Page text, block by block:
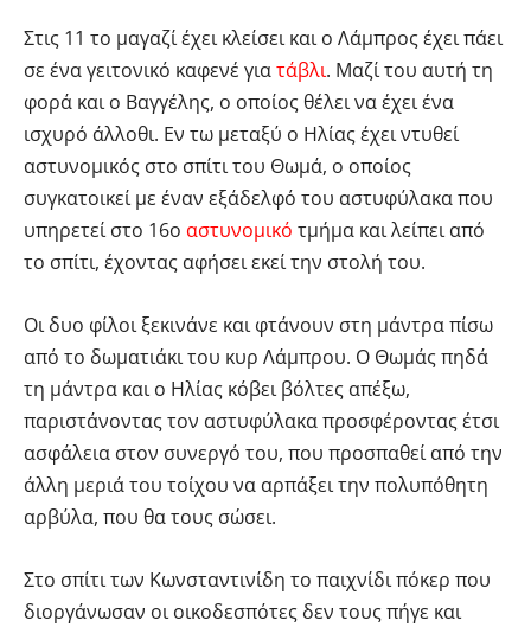
Στις 11 το μαγαζί έχει κλείσει και ο Λάμπρος έχει πάει
σε ένα γειτονικό καφενέ γιατάβλι. Μαζί του αυτή τη
φορά και ο Βαγγέλης, ο οποίος θέλει να έχει ένα
ισχυρό άλλοθι. Εν τω μεταξύ ο Ηλίας έχει ντυθεί
αστυνομικός στο σπίτι του Θωμά, ο οποίος
συγκατοικεί με έναν εξάδελφό του αστυφύλακα που
υπηρετεί στο 16ο αστυνομικό τμήμα και λείπει από
το σπίτι, έχοντας αφήσει εκεί την στολή του.
Οι δυο φίλοι ξεκινάνε και φτάνουν στη μάντρα πίσω
από το δωματιάκι του κυρ Λάμπρου. Ο Θωμάς πηδά
τη μάντρα και ο Ηλίας κόβει βόλτες απέξω,
παριστάνοντας τον αστυφύλακα προσφέροντας έτσι
ασφάλεια στον συνεργό του, που προσπαθεί από την
άλλη μεριά του τοίχου να αρπάξει την πολυπόθητη
αρβύλα, που θα τους σώσει.
Στο σπίτι των Κωνσταντινίδη το παιχνίδι πόκερ που
διοργάνωσαν οι οικοδεσπότες δεν τους πήγε και